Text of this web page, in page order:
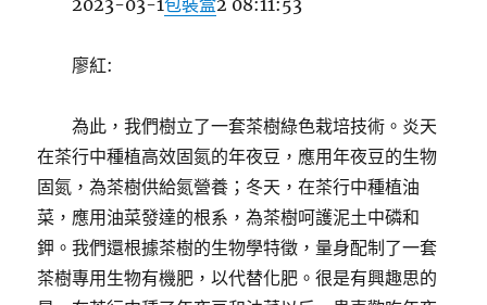
2023-03-1包裝盒2 08:11:53
廖紅:
為此，我們樹立了一套茶樹綠色栽培技術。炎天
在茶行中種植高效固氮的年夜豆，應用年夜豆的生物
固氮，為茶樹供給氮營養；冬天，在茶行中種植油
菜，應用油菜發達的根系，為茶樹呵護泥土中磷和
鉀。我們還根據茶樹的生物學特徵，量身配制了一套
茶樹專用生物有機肥，以代替化肥。很是有興趣思的